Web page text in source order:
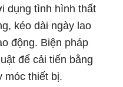
dụng tình hình thất
kéo dài ngày lao
động. Biện pháp
để cải tiến bằng
móc thiết bị.